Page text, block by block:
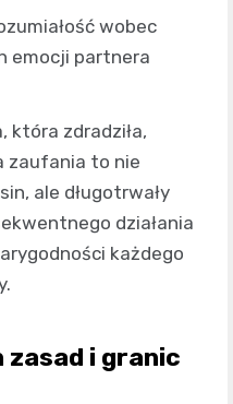
wobec
emocji partnera
która zdradziła,
zaufania to nie
ale długotrwały
działania
każdego
i granic